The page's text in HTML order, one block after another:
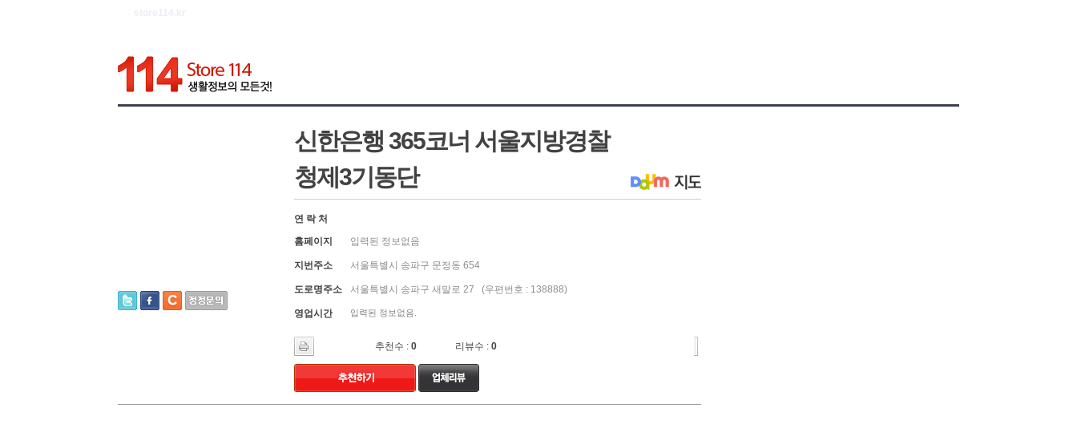
신한은행 365코너 서울지방경찰
청제3기동단
연 락 처
홈페이지
입력된 정보없음
지번주소 서울특별시 송파구 문정동 654
도로명주소 서울특별시 송파구 새말로 27 (우편번호 : 138888)
영업시간 입력된 정보없음.
추천수 : 0 리뷰수 : 0